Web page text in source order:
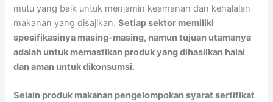
mutu yang baik untuk menjamin keamanan dan kehalalan
makanan yang disajikan.Setiap sektor memiliki
spesifikasinya masing-masing, namun tujuan utamanya
adalah untuk memastikan produk yang dihasilkan halal
dan aman untuk dikonsumsi.
Selain produk makanan pengelompokan syarat sertifikat